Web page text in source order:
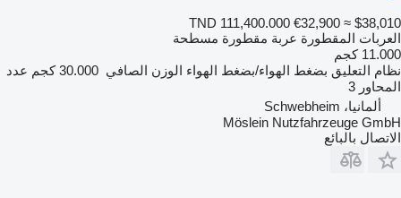
TND 111,400.000 €32,900 ≈ $38,010
العربات المقطورة عربة مقطورة مسطحة
11.000 كجم
نظام التعليق بضغط الهواء/بضغط الهواء الوزن الصافي 30.000 كجم
عدد
المحاور 3
ألمانيا، Schwebheim
Möslein Nutzfahrzeuge GmbH
الاتصال بالبائع